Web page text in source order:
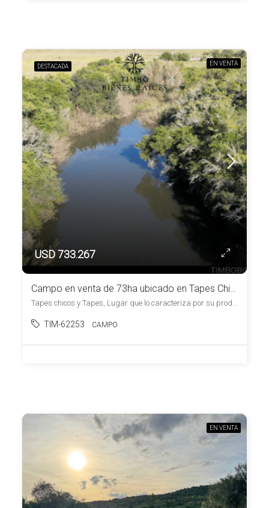
DESTACADA EN VENTA
USD 733.267
Campo en venta de 73ha ubicado en Tapes Chico, Lugar de Paz y Armonía.
Tapes chicos y Tapes, Lugar que lo caracteriza por su productividad y tranquilidad, , Tapes Chico
TIM-62253 CAMPO
EN VENTA